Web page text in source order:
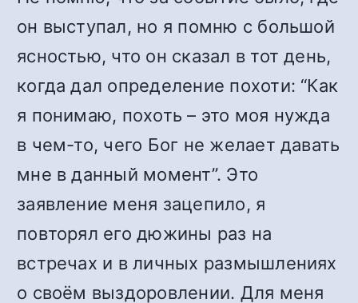
он выступал, но я помню с большой
ясностью, что он сказал в тот день,
когда дал определение похоти: “Как
я понимаю, похоть – это моя нужда
в чем-то, чего Бог не желает давать
мне в данный момент”. Это
заявление меня зацепило, я
повторял его дюжины раз на
встречах и в личных размышлениях
о своём выздоровлении. Для меня